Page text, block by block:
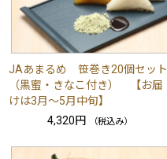
JAあまるめ 笹巻き20個セット
（黒蜜・きなこ付き） 【お届
けは3月～5月中旬】
4,320円
（税込み）